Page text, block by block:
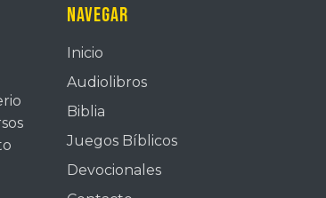
Navegar
Inicio
Audiolibros
Biblia
Juegos Bíblicos
Devocionales